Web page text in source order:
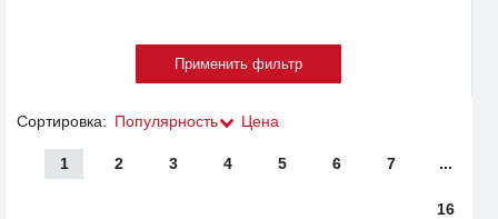
Сортировка: Популярность Цена
1 2 3 4 5 6 7 ...
16